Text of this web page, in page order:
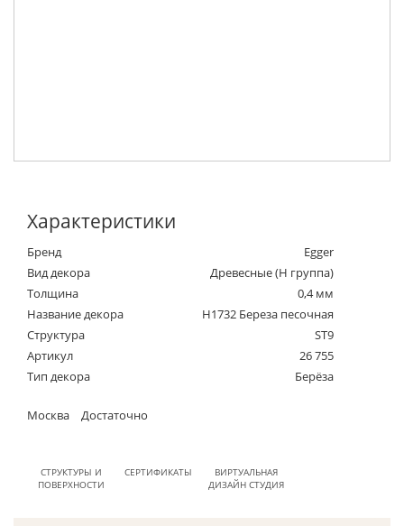
Характеристики
Бренд
Egger
Вид декора
Древесные (Н группа)
Толщина
0,4 мм
Название декора
H1732 Береза песочная
Структура
ST9
Артикул
26 755
Тип декора
Берёза
Москва Достаточно
СТРУКТУРЫ И
ПОВЕРХНОСТИ
СЕРТИФИКАТЫ
ВИРТУАЛЬНАЯ
ДИЗАЙН СТУДИЯ